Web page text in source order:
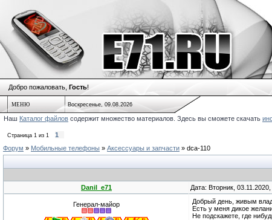
Добро пожаловать, Гость!
МЕНЮ Воскресенье, 09.08.2026
Наш Каталог файлов содержит множество материалов. Здесь вы сможете скачать
Страница 1 из 1
1
Форум » Мобильные телефоны » Аксессуары и запчасти » dca-110
Danil_e71 Дата: Вторник,
Генерал-майор
Добрый день, живым
Есть у меня дикое
Не подскажете, где